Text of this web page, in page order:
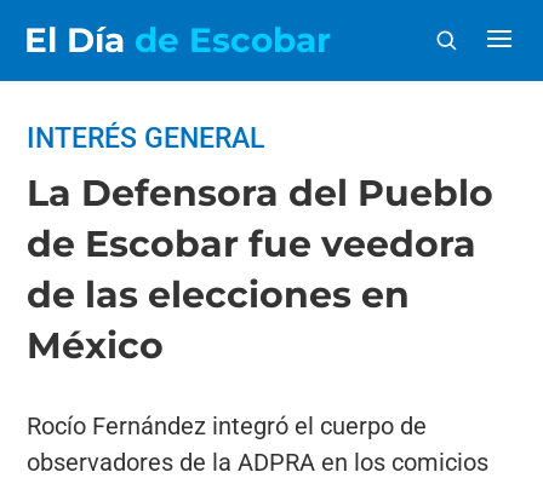
El Día de Escobar
INTERÉS GENERAL
La Defensora del Pueblo
de Escobar fue veedora
de las elecciones en
México
Rocío Fernández integró el cuerpo de
observadores de la ADPRA en los comicios